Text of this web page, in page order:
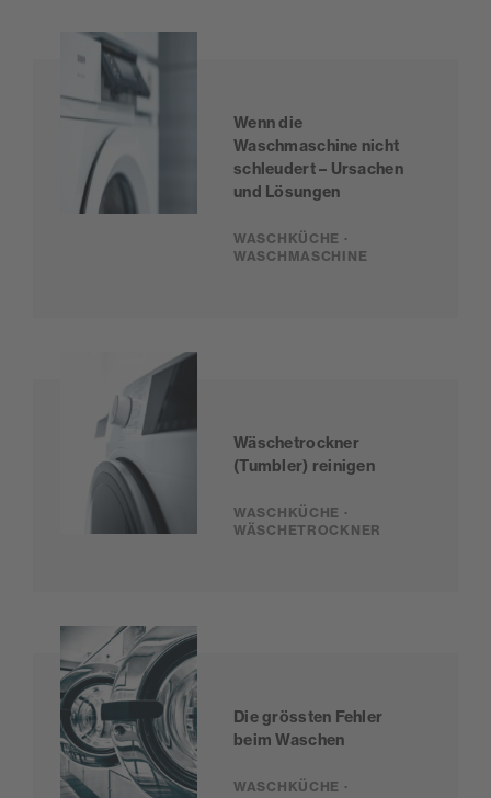
Wenn die
Waschmaschine nicht
schleudert – Ursachen
und Lösungen
WASCHKÜCHE ·
WASCHMASCHINE
Wäschetrockner
(Tumbler) reinigen
WASCHKÜCHE ·
WÄSCHETROCKNER
Die grössten Fehler
beim Waschen
WASCHKÜCHE ·